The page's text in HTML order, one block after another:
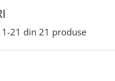
1-21 din 21 produse